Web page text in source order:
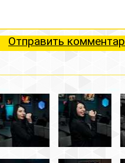
Отправить